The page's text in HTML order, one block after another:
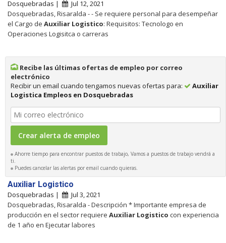
Dosquebradas |
Jul 12, 2021
Dosquebradas, Risaralda - - Se requiere personal para desempeñar
el Cargo de Auxiliar Logistico: Requisitos: Tecnologo en
Operaciones Logisitca o carreras
Recibe las últimas ofertas de empleo por correo
electrónico
Recibir un email cuando tengamos nuevas ofertas para:
Auxiliar
Logistica Empleos en Dosquebradas
Ahorre tiempo para encontrar puestos de trabajo, Vamos a puestos de trabajo vendrá a
ti.
Puedes cancelar las alertas por email cuando quieras.
Auxiliar Logistico
Dosquebradas |
Jul 3, 2021
Dosquebradas, Risaralda - Descripción * Importante empresa de
producción en el sector requiere Auxiliar Logistico con experiencia
de 1 año en Ejecutar labores